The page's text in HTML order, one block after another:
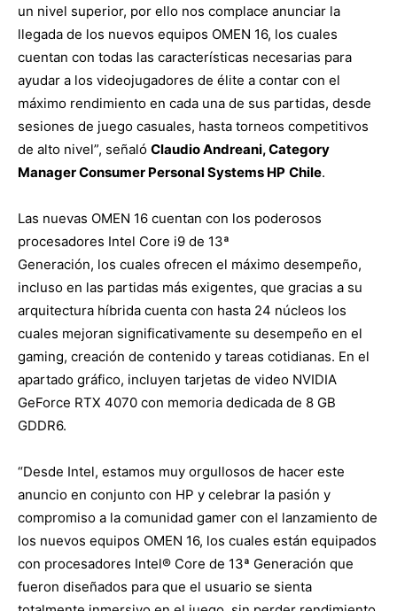
un nivel superior, por ello nos complace anunciar la
llegada de los nuevos equipos OMEN 16, los cuales
cuentan con todas las características necesarias para
ayudar a los videojugadores de élite a contar con el
máximo rendimiento en cada una de sus partidas, desde
sesiones de juego casuales, hasta torneos competitivos
de alto nivel”, señaló Claudio Andreani, Category
Manager Consumer Personal Systems HP Chile.
Las nuevas OMEN 16 cuentan con los poderosos
procesadores Intel Core i9 de 13ª
Generación, los cuales ofrecen el máximo desempeño,
incluso en las partidas más exigentes, que gracias a su
arquitectura híbrida cuenta con hasta 24 núcleos los
cuales mejoran significativamente su desempeño en el
gaming, creación de contenido y tareas cotidianas. En el
apartado gráfico, incluyen tarjetas de video NVIDIA
GeForce RTX 4070 con memoria dedicada de 8 GB
GDDR6.
“Desde Intel, estamos muy orgullosos de hacer este
anuncio en conjunto con HP y celebrar la pasión y
compromiso a la comunidad gamer con el lanzamiento de
los nuevos equipos OMEN 16, los cuales están equipados
con procesadores Intel® Core de 13ª Generación que
fueron diseñados para que el usuario se sienta